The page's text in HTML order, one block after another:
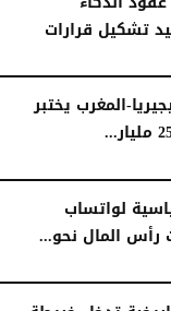
تشكيل قرارات
المغرب يختبر
لواتساب
المال نحو...